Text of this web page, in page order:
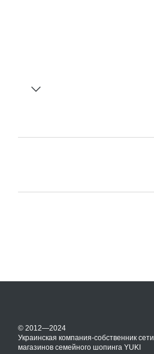
© 2012—2024
Украинская компания-собственник сети
магазинов семейного шопинга YUKI